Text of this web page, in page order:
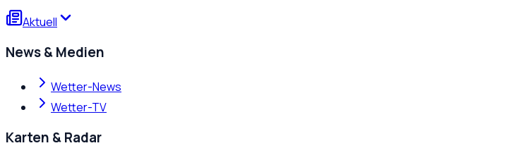
Aktuell
News & Medien
Wetter-News
Wetter-TV
Karten & Radar